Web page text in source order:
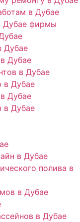
в Дубае
Дубае фирмы
Дубае
Дубае
в Дубае
в Дубае
Дубае
в Дубае
в Дубае
полива в
в Дубае
в Дубае